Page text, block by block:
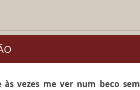
vezes me ver num beco sem